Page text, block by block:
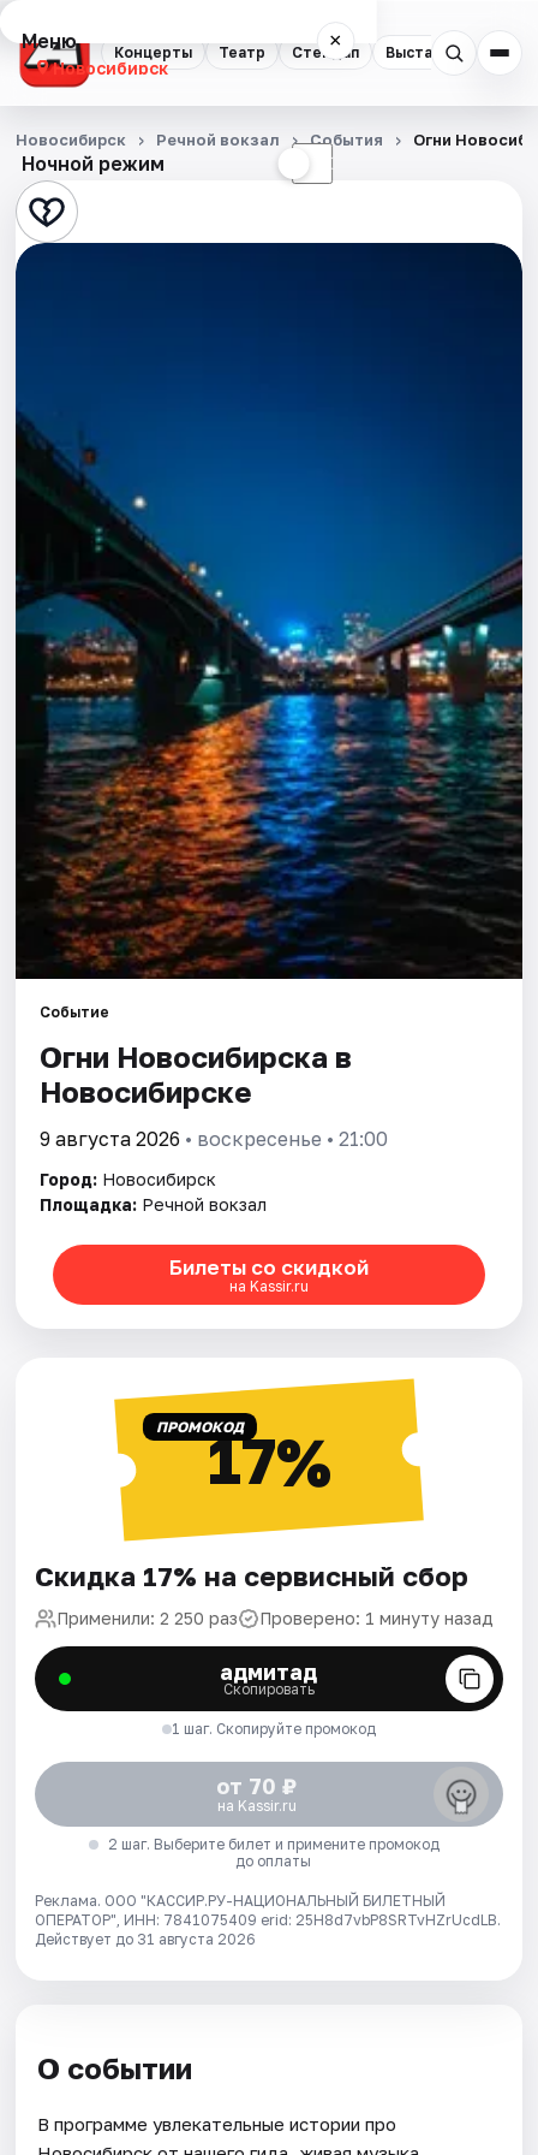
Концерты Театр Стендап Выставки
Меню ×
Новосибирск
Концерты
Театр
Стендап
Спорт
События
Города
Площадки
Артисты
Рейтинги
Ночной режим ☾
Новосибирск Речной вокзал События Огни
Событие
Огни Новосибирска в
Новосибирске
9 августа 2026 • воскресенье • 21:00
Город: Новосибирск
Площадка: Речной вокзал
Билеты со скидкой
на Kassir.ru
ПРОМОКОД17%
Скидка 17% на сервисный сбор
Применили: 2 250 раз Проверено: 1 минуту назад
адмитад
Скопировать
1 шаг. Скопируйте промокод
от 70 ₽
на Kassir.ru
2 шаг. Выберите билет и примените промокод
до оплаты
Реклама. ООО "КАССИР.РУ-НАЦИОНАЛЬНЫЙ БИЛЕТНЫЙ
ОПЕРАТОР", ИНН: 7841075409 erid: 25H8d7vbP8SRTvHZrUcdLB.
Действует до 31 августа 2026
О событии
В программе увлекательные истории про